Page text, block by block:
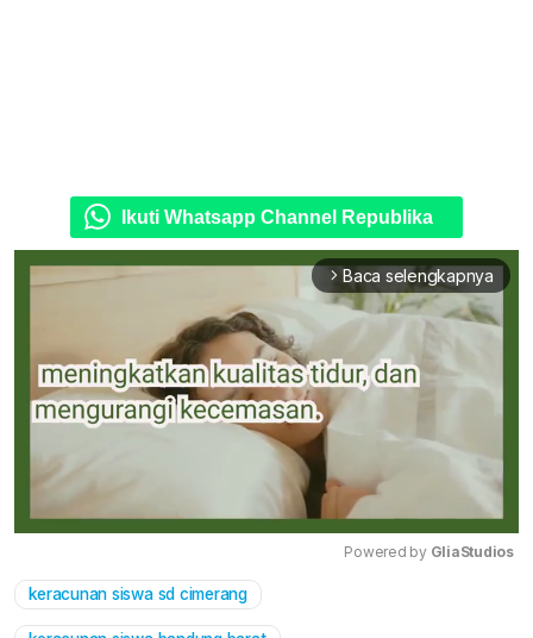
Ikuti Whatsapp Channel Republika
arrow_forward_ios Baca selengkapnya
Powered by GliaStudios
keracunan siswa sd cimerang